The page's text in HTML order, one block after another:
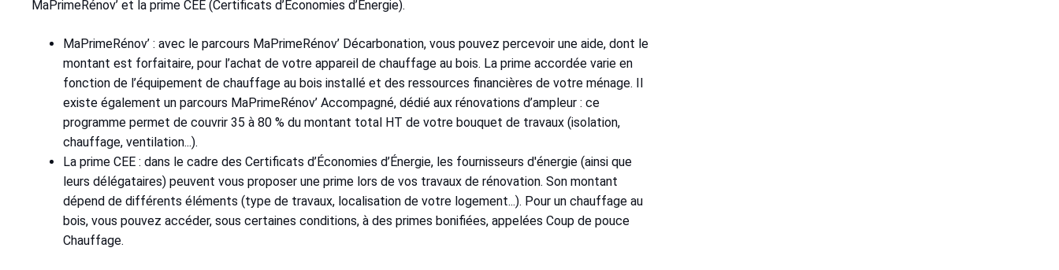
MaPrimeRénov’ et la prime CEE (Certificats d’Économies d’Énergie).
MaPrimeRénov’ : avec le parcours MaPrimeRénov’ Décarbonation, vous pouvez percevoir une aide, dont le
montant est forfaitaire, pour l’achat de votre appareil de chauffage au bois. La prime accordée varie en
fonction de l’équipement de chauffage au bois installé et des ressources financières de votre ménage. Il
existe également un parcours MaPrimeRénov’ Accompagné, dédié aux rénovations d’ampleur : ce
programme permet de couvrir 35 à 80 % du montant total HT de votre bouquet de travaux (isolation,
chauffage, ventilation...).
La prime CEE : dans le cadre des Certificats d’Économies d’Énergie, les fournisseurs d'énergie (ainsi que
leurs délégataires) peuvent vous proposer une prime lors de vos travaux de rénovation. Son montant
dépend de différents éléments (type de travaux, localisation de votre logement...). Pour un chauffage au
bois, vous pouvez accéder, sous certaines conditions, à des primes bonifiées, appelées Coup de pouce
Chauffage.